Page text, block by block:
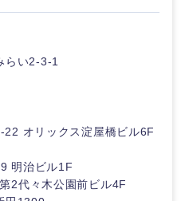
らい2-3-1
オリックス淀屋橋ビル6F
明治ビル1F
2代々木公園前ビル4F